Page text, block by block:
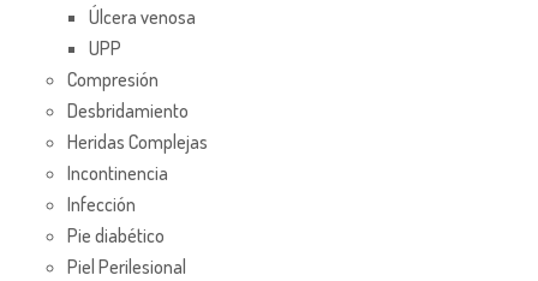
Úlcera venosa
UPP
Compresión
Desbridamiento
Heridas Complejas
Incontinencia
Infección
Pie diabético
Piel Perilesional